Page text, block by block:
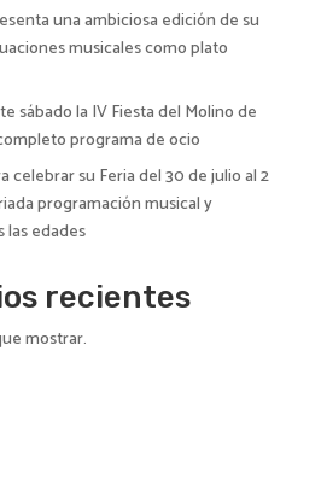
una ambiciosa edición de su
musicales como plato
sábado la IV Fiesta del Molino de
programa de ocio
celebrar su Feria del 30 de julio al 2
programación musical y
las edades
recientes
mostrar.